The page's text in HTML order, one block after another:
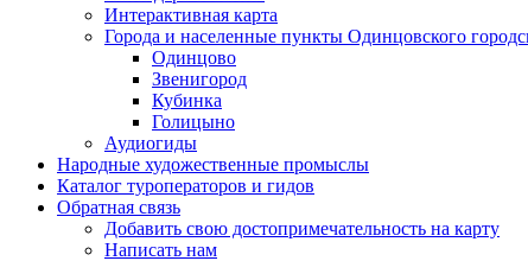
Интерактивная карта
Города и населенные пункты Одинцовского
Одинцово
Звенигород
Кубинка
Голицыно
Аудиогиды
Народные художественные промыслы
Каталог туроператоров и гидов
Обратная связь
Добавить свою достопримечательность на карту
Написать нам